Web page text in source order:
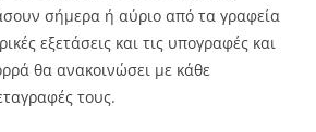
σήμερα ή αύριο από τα γραφεία
εξετάσεις και τις υπογραφές και
θα ανακοινώσει με κάθε
τους.